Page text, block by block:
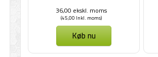
36,00 ekskl. moms
(45,00 Inkl. moms)
Køb nu